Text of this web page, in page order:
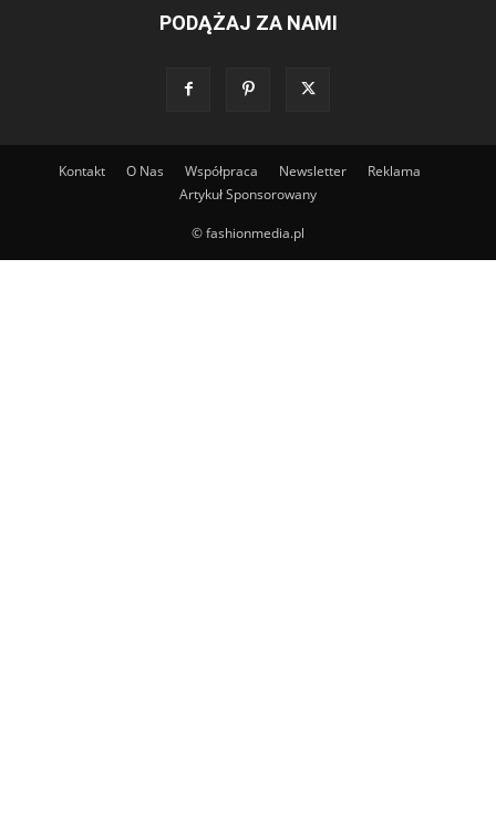
PODĄŻAJ ZA NAMI
Kontakt O Nas Współpraca Newsletter
Reklama
Artykuł Sponsorowany
© fashionmedia.pl